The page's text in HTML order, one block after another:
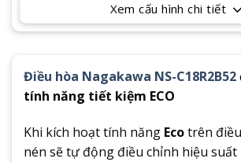
Điều hòa Nagakawa NS-C18R2B52
tính năng tiết kiệm ECO
Khi kích hoạt tính năng Ecotrên
nén sẽ tự động điều chỉnh hiệu
Xem cấu hình chi tiết